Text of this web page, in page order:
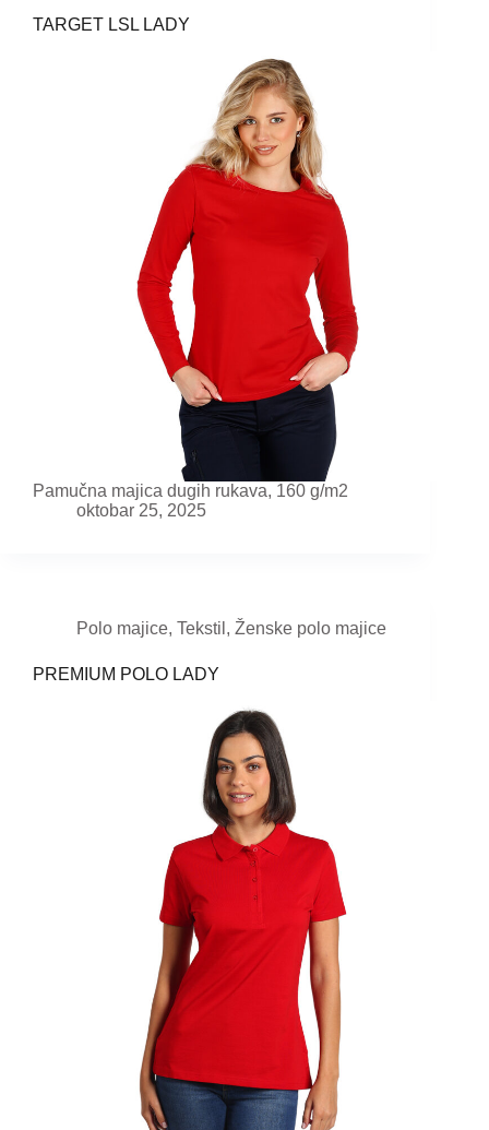
TARGET LSL LADY
Pamučna majica dugih rukava, 160 g/m2
oktobar 25, 2025
Polo majice, Tekstil , Ženske polo majice
PREMIUM POLO LADY